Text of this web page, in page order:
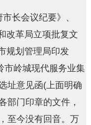
长会议纪要》、
改革局立项批复文
规划管理局印发
市岭城现代服务业集
址意见函(上面明确
部门印章的文件，
至今没有回音。万